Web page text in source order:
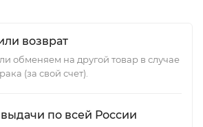
возврат
обменяем на другой товар в случае
(за свой счет).
по всей России